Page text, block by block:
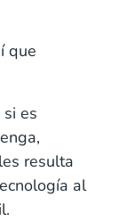
que
es
resulta
al